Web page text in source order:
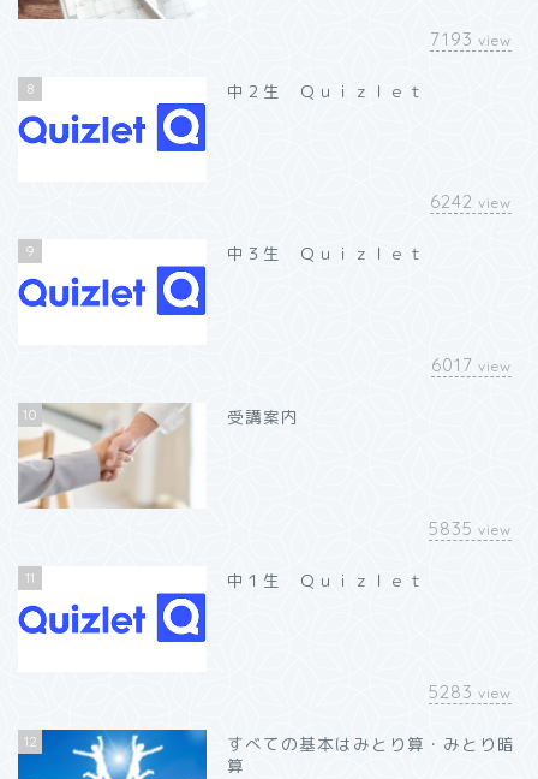
7193 view
8 中２生 Ｑｕｉｚｌｅｔ
6242 view
9 中３生 Ｑｕｉｚｌｅｔ
6017 view
10 受講案内
5835 view
11 中１生 Ｑｕｉｚｌｅｔ
5283 view
12
すべての基本はみとり算・みとり暗
算